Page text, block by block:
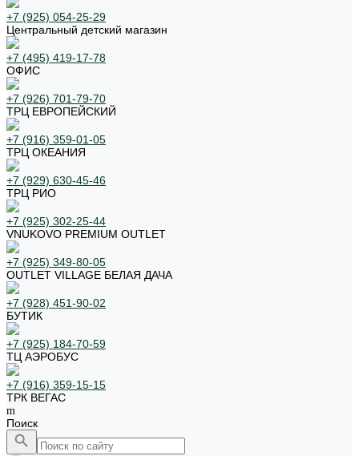
+7 (925) 054-25-29
Центральный детский магазин
+7 (495) 419-17-78
ОФИС
+7 (926) 701-79-70
ТРЦ ЕВРОПЕЙСКИЙ
+7 (916) 359-01-05
ТРЦ ОКЕАНИЯ
+7 (929) 630-45-46
ТРЦ РИО
+7 (925) 302-25-44
VNUKOVO PREMIUM OUTLET
+7 (925) 349-80-05
OUTLET VILLAGE БЕЛАЯ ДАЧА
+7 (928) 451-90-02
БУТИК
+7 (925) 184-70-59
ТЦ АЭРОБУС
+7 (916) 359-15-15
ТРК ВЕГАС
Поиск